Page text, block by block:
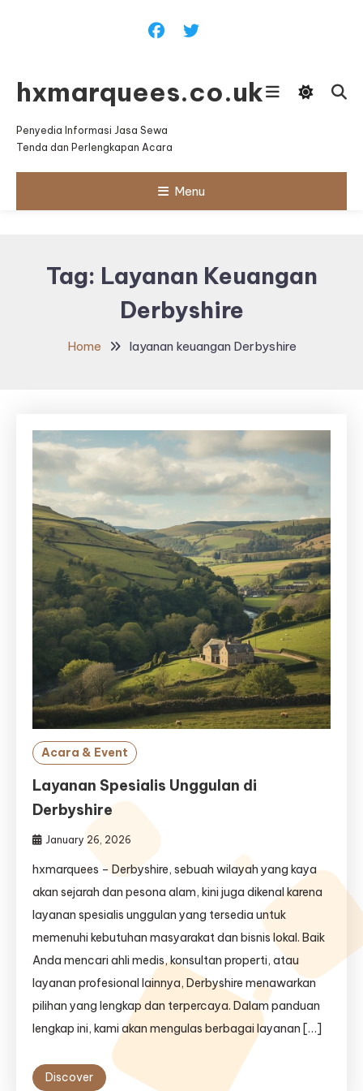
hxmarquees.co.uk
Penyedia Informasi Jasa Sewa
Tenda dan Perlengkapan Acara
Menu
Tag: Layanan Keuangan
Derbyshire
Home layanan keuangan Derbyshire
Acara & Event
Layanan Spesialis Unggulan di
Derbyshire
January 26, 2026
hxmarquees – Derbyshire, sebuah wilayah yang kaya
akan sejarah dan pesona alam, kini juga dikenal karena
layanan spesialis unggulan yang tersedia untuk
memenuhi kebutuhan masyarakat dan bisnis lokal. Baik
Anda mencari ahli medis, konsultan properti, atau
layanan profesional lainnya, Derbyshire menawarkan
pilihan yang lengkap dan terpercaya. Dalam panduan
lengkap ini, kami akan mengulas berbagai layanan […]
Discover